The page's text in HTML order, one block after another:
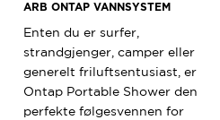
ARB ONTAP VANNSYSTEM
Enten du er surfer,
strandgjenger, camper eller
generelt friluftsentusiast, er
Ontap Portable Shower den
perfekte følgesvennen for